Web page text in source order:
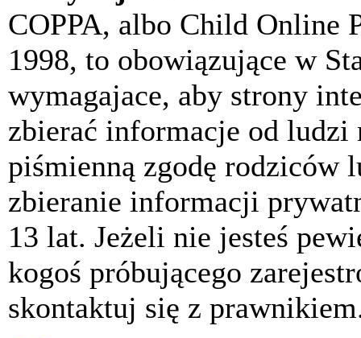
COPPA, albo Child Online
1998, to obowiązujące w
wymagajace, aby strony
zbierać informacje od
piśmienną zgodę rodziców
zbieranie informacji
13 lat. Jeżeli nie jesteś
kogoś próbującego
skontaktuj się z